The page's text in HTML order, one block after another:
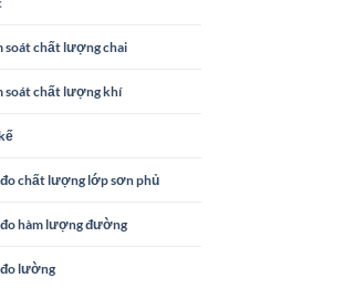
soát chất lượng chai
soát chất lượng khí
chất lượng lớp sơn phủ
hàm lượng đường
lường